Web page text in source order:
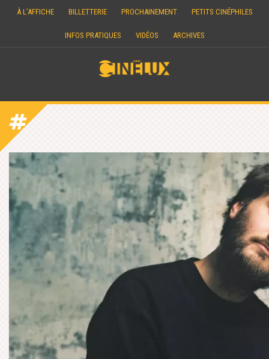
À L’AFFICHE BILLETTERIE PROCHAINEMENT PETITS CINÉPHILES
INFOS PRATIQUES VIDÉOS ARCHIVES